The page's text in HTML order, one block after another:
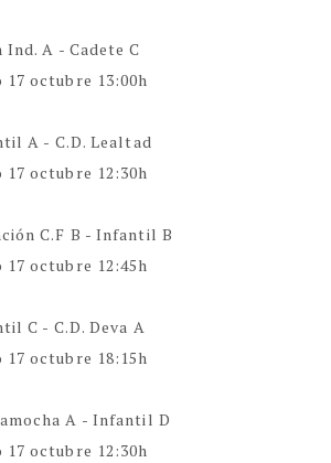
Ind. A - Cadete C
17 octubre 13:00h
A - C.D. Lealtad
17 octubre 12:30h
C.F B - Infantil B
17 octubre 12:45h
C - C.D. Deva A
17 octubre 18:15h
A - Infantil D
17 octubre 12:30h